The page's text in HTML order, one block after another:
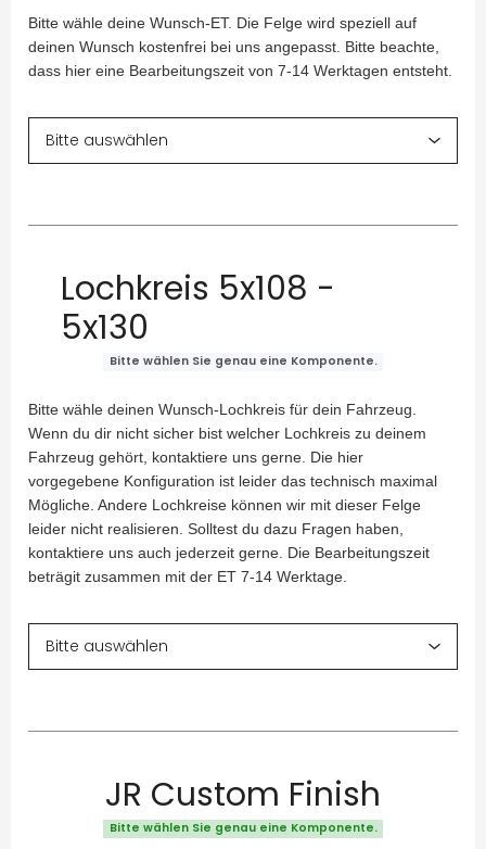
Bitte wähle deine Wunsch-ET. Die Felge wird speziell auf
deinen Wunsch kostenfrei bei uns angepasst. Bitte beachte,
dass hier eine Bearbeitungszeit von 7-14 Werktagen entsteht.
Lochkreis 5x108 -
5x130
Bitte wählen Sie genau eine Komponente.
Bitte wähle deinen Wunsch-Lochkreis für dein Fahrzeug.
Wenn du dir nicht sicher bist welcher Lochkreis zu deinem
Fahrzeug gehört, kontaktiere uns gerne. Die hier
vorgegebene Konfiguration ist leider das technisch maximal
Mögliche. Andere Lochkreise können wir mit dieser Felge
leider nicht realisieren. Solltest du dazu Fragen haben,
kontaktiere uns auch jederzeit gerne. Die Bearbeitungszeit
beträgit zusammen mit der ET 7-14 Werktage.
JR Custom Finish
Bitte wählen Sie genau eine Komponente.